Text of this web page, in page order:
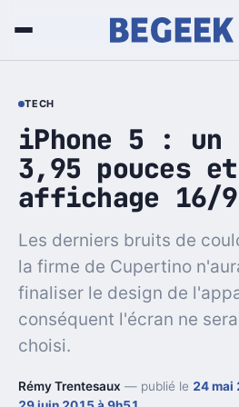
TECH
iPhone 5 : un
3,95 pouces
affichage 16/
Les derniers bruits de
la firme de Cupertino
finaliser le design de
conséquent l'écran ne
choisi.
Rémy Trentesaux — publié le 24 mai